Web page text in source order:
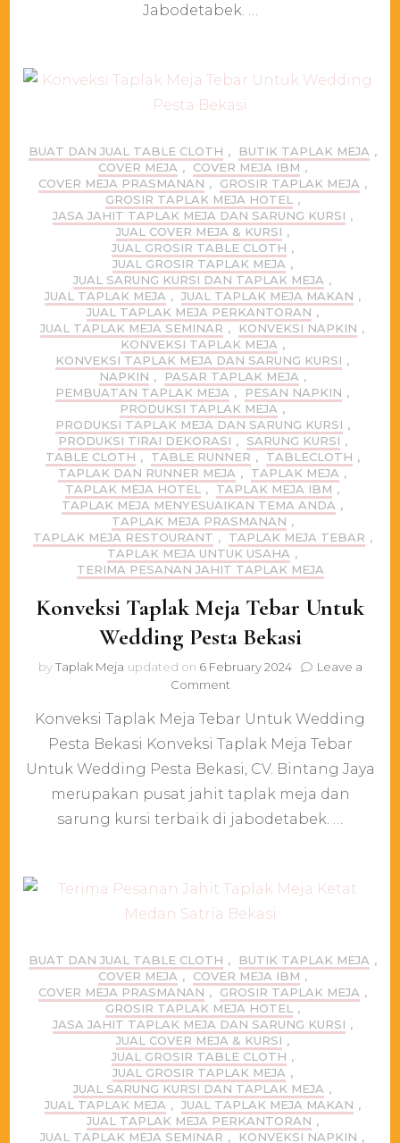
Jabodetabek. …
BUAT DAN JUAL TABLE CLOTH , BUTIK TAPLAK MEJA ,
COVER MEJA , COVER MEJA IBM ,
COVER MEJA PRASMANAN , GROSIR TAPLAK MEJA ,
GROSIR TAPLAK MEJA HOTEL
,
JASA JAHIT TAPLAK MEJA DAN SARUNG KURSI ,
JUAL COVER MEJA & KURSI ,
JUAL GROSIR TABLE CLOTH ,
JUAL GROSIR TAPLAK MEJA ,
JUAL SARUNG KURSI DAN TAPLAK MEJA ,
JUAL TAPLAK MEJA , JUAL TAPLAK MEJA MAKAN ,
JUAL TAPLAK MEJA PERKANTORAN ,
JUAL TAPLAK MEJA SEMINAR , KONVEKSI NAPKIN ,
KONVEKSI TAPLAK MEJA ,
KONVEKSI TAPLAK MEJA DAN SARUNG KURSI ,
NAPKIN , PASAR TAPLAK MEJA ,
PEMBUATAN TAPLAK MEJA , PESAN NAPKIN ,
PRODUKSI TAPLAK MEJA ,
PRODUKSI TAPLAK MEJA DAN SARUNG KURSI ,
PRODUKSI TIRAI DEKORASI , SARUNG KURSI ,
TABLE CLOTH , TABLE RUNNER , TABLECLOTH ,
TAPLAK DAN RUNNER MEJA , TAPLAK MEJA ,
TAPLAK MEJA HOTEL
, TAPLAK MEJA IBM ,
TAPLAK MEJA MENYESUAIKAN TEMA ANDA ,
TAPLAK MEJA PRASMANAN ,
TAPLAK MEJA RESTOURANT , TAPLAK MEJA TEBAR ,
TAPLAK MEJA UNTUK USAHA ,
TERIMA PESANAN JAHIT TAPLAK MEJA
Konveksi Taplak Meja Tebar Untuk
Wedding Pesta Bekasi
byTaplak Meja updated on 6 February 2024
Leave a
Commenton
Taplak
Meja
Tebar
Untuk
Wedding
Bekasi
Konveksi Taplak Meja Tebar Untuk Wedding
Pesta Bekasi Konveksi Taplak Meja Tebar
Untuk Wedding Pesta Bekasi, CV. Bintang Jaya
merupakan pusat jahit taplak meja dan
sarung kursi terbaik di jabodetabek. …
BUAT DAN JUAL TABLE CLOTH , BUTIK TAPLAK MEJA ,
COVER MEJA , COVER MEJA IBM ,
COVER MEJA PRASMANAN , GROSIR TAPLAK MEJA ,
GROSIR TAPLAK MEJA HOTEL
,
JASA JAHIT TAPLAK MEJA DAN SARUNG KURSI ,
JUAL COVER MEJA & KURSI ,
JUAL GROSIR TABLE CLOTH ,
JUAL GROSIR TAPLAK MEJA ,
JUAL SARUNG KURSI DAN TAPLAK MEJA ,
JUAL TAPLAK MEJA , JUAL TAPLAK MEJA MAKAN ,
JUAL TAPLAK MEJA PERKANTORAN ,
JUAL TAPLAK MEJA SEMINAR , KONVEKSI NAPKIN ,